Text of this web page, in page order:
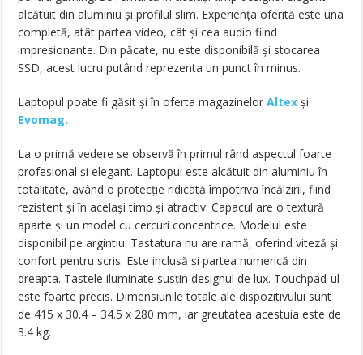
alcătuit din aluminiu și profilul slim. Experiența oferită este una
completă, atât partea video, cât și cea audio fiind
impresionante. Din păcate, nu este disponibilă și stocarea
SSD, acest lucru putând reprezenta un punct în minus.
Laptopul poate fi găsit și în oferta magazinelorAltex și
Evomag.
La o primă vedere se observă în primul rând aspectul foarte
profesional și elegant. Laptopul este alcătuit din aluminiu în
totalitate, având o protecție ridicată împotriva încălzirii, fiind
rezistent și în același timp și atractiv. Capacul are o textură
aparte și un model cu cercuri concentrice. Modelul este
disponibil pe argintiu. Tastatura nu are ramă, oferind viteză și
confort pentru scris. Este inclusă și partea numerică din
dreapta. Tastele iluminate susțin designul de lux. Touchpad-ul
este foarte precis. Dimensiunile totale ale dispozitivului sunt
de 415 x 30.4 – 34.5 x 280 mm, iar greutatea acestuia este de
3.4 kg.